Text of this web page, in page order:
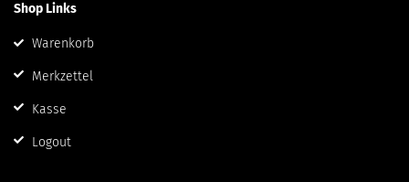
Shop Links
Warenkorb
Merkzettel
Kasse
Logout